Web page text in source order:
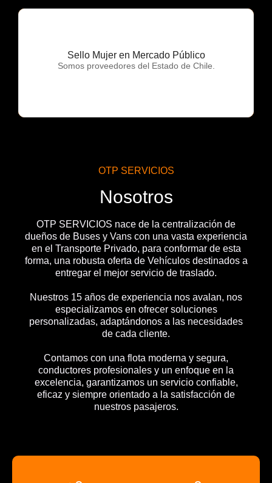
Sello Mujer en Mercado Público
Somos proveedores del Estado de Chile.
OTP Servicios
OTP SERVICIOS
Nosotros
OTP SERVICIOS nace de la centralización de
dueños de Buses y Vans con una vasta experiencia
en el Transporte Privado, para conformar de esta
forma, una robusta oferta de Vehículos destinados a
entregar el mejor servicio de traslado.
Nuestros 15 años de experiencia nos avalan, nos
especializamos en ofrecer soluciones
personalizadas, adaptándonos a las necesidades
de cada cliente.
Contamos con una flota moderna y segura,
conductores profesionales y un enfoque en la
excelencia, garantizamos un servicio confiable,
eficaz y siempre orientado a la satisfacción de
nuestros pasajeros.